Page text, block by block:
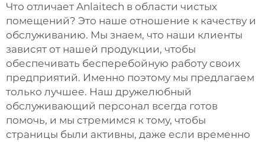
Что отличает Anlaitech в области чистых
помещений? Это наше отношение к качеству и
обслуживанию. Мы знаем, что наши клиенты
зависят от нашей продукции, чтобы
обеспечивать бесперебойную работу своих
предприятий. Именно поэтому мы предлагаем
только лучшее. Наш дружелюбный
обслуживающий персонал всегда готов
помочь, и мы стремимся к тому, чтобы
страницы были активны, даже если временно